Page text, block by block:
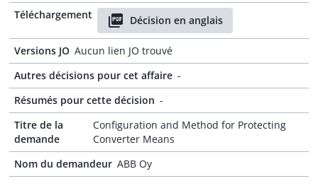
Téléchargement
Décision en anglais
Versions JO Aucun lien JO trouvé
Autres décisions pour cet affaire -
Résumés pour cette décision -
Titre de la
demande
Configuration and Method for Protecting
Converter Means
Nom du demandeur ABB Oy